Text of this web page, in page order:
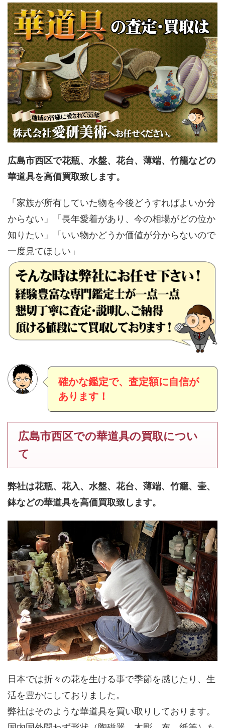
広島市西区で花瓶、水盤、花台、薄端、竹籠などの
華道具を高価買取致します。
「家族が所有していた物を今後どうすればよいか分
からない」「長年愛着があり、今の相場がどの位か
知りたい」「いい物かどうか価値が分からないので
一度見てほしい」
確かな鑑定で、査定額に自信が
あります！
広島市西区での華道具の買取につい
て
弊社は花瓶、花入、水盤、花台、薄端、竹籠、壷、
鉢などの華道具を高価買取致します。
日本では折々の花を生ける事で季節を感じたり、生
活を豊かにしておりました。
弊社はそのような華道具を買い取りしております。